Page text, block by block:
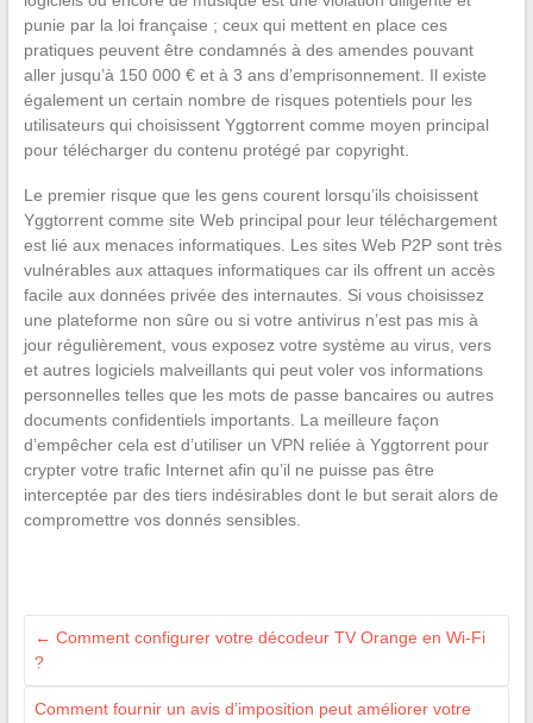
punie par la loi française ; ceux qui mettent en place ces
pratiques peuvent être condamnés à des amendes pouvant
aller jusqu’à 150 000 € et à 3 ans d’emprisonnement. Il existe
également un certain nombre de risques potentiels pour les
utilisateurs qui choisissent Yggtorrent comme moyen principal
pour télécharger du contenu protégé par copyright.
Le premier risque que les gens courent lorsqu’ils choisissent
Yggtorrent comme site Web principal pour leur téléchargement
est lié aux menaces informatiques. Les sites Web P2P sont très
vulnérables aux attaques informatiques car ils offrent un accès
facile aux données privée des internautes. Si vous choisissez
une plateforme non sûre ou si votre antivirus n’est pas mis à
jour régulièrement, vous exposez votre système au virus, vers
et autres logiciels malveillants qui peut voler vos informations
personnelles telles que les mots de passe bancaires ou autres
documents confidentiels importants. La meilleure façon
d’empêcher cela est d’utiliser un VPN reliée à Yggtorrent pour
crypter votre trafic Internet afin qu’il ne puisse pas être
interceptée par des tiers indésirables dont le but serait alors de
compromettre vos donnés sensibles.
← Comment configurer votre décodeur TV Orange en Wi-Fi
?
Comment fournir un avis d’imposition peut améliorer votre